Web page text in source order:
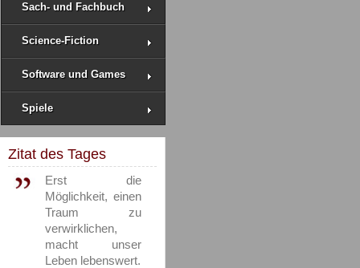
Sach- und Fachbuch
Science-Fiction
Software und Games
Spiele
Zitat des Tages
Erst die
Möglichkeit, einen
Traum zu
verwirklichen,
macht unser
Leben lebenswert.